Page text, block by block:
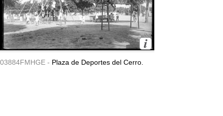
03884FMHGE - Plaza de Deportes del Cerro.